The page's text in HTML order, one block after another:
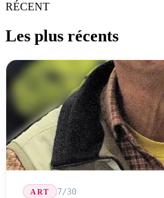
RÉCENT
Les plus récents
ART 7/30